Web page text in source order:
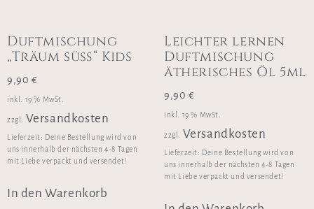
Duftmischung
„Träum süß“ Kids
9,90 €
inkl. 19 % MwSt.
zzgl. Versandkosten
Lieferzeit: Deine Bestellung wird von
uns innerhalb der nächsten 4-8 Tagen
mit Liebe verpackt und versendet!
In den Warenkorb
Leichter lernen
Duftmischung
ätherisches Öl 5ml
9,90 €
inkl. 19 % MwSt.
zzgl. Versandkosten
Lieferzeit: Deine Bestellung wird von
uns innerhalb der nächsten 4-8 Tagen
mit Liebe verpackt und versendet!